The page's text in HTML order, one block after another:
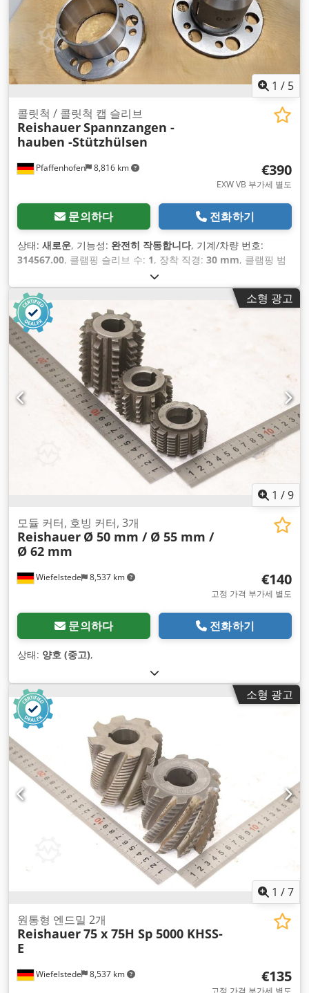
1 / 5
Pfaffenhofen 8,816 km
콜릿척 / 콜릿척 캡 슬리브
ReishauerSpannzangen -
hauben -Stützhülsen
€390
EXW VB 부가세 별도
문의하다 전화하기
상태: 새로운, 기능성: 완전히 작동합니다, 기계/차량 번호:
314567.00, 클램핑 슬리브 수: 1, 장착 직경: 30 mm, 클램핑 범
소형 광고
1 /9
Wiefelstede 8,537 km
모듈 커터, 호빙 커터, 3개
Reishauer Ø 50 mm / Ø 55 mm /
Ø 62 mm
€140
고정 가격 부가세 별도
문의하다 전화하기
상태: 양호 (중고),
소형 광고
1 /7
Wiefelstede 8,537 km
원통형 엔드밀 2개
Reishauer75 x 75H Sp 5000 KHSS-
E
€135
고정 가격 부가세 별도